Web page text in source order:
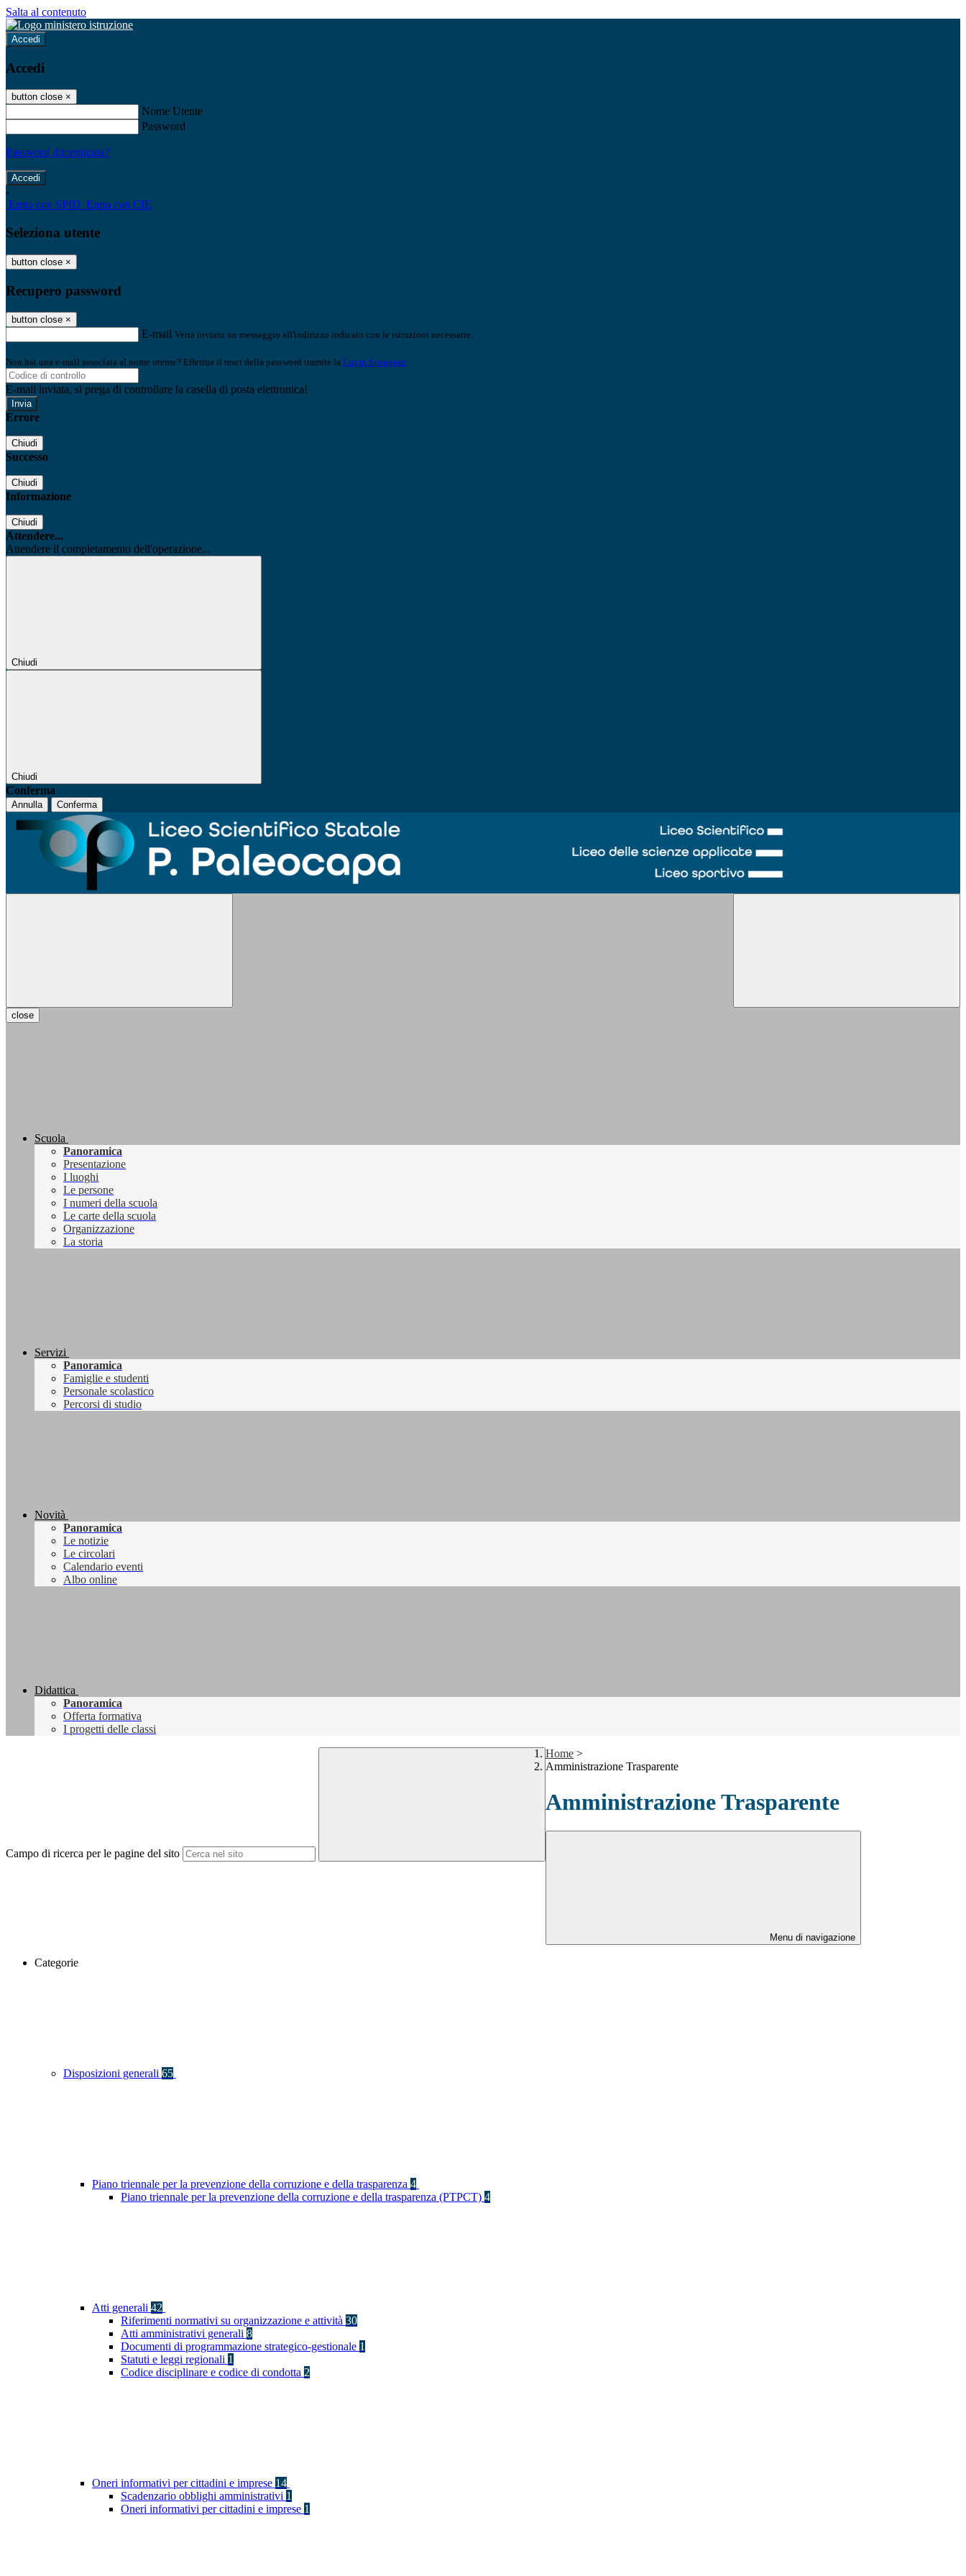
Salta al contenuto
Accedi
Accedi
button close ×
Nome Utente
Password
Password dimenticata?
-
Entra con SPID Entra con CIE
Seleziona utente
button close ×
Recupero password
button close ×
E-mail Verrà inviato un messaggio all'indirizzo indicato con le istruzioni necessarie.
Non hai una e-mail associata al nome utente? Effettua il reset della password tramite la Login Spaggiari
E-mail inviata, si prega di controllare la casella di posta elettronica!
Errore
Chiudi
Successo
Chiudi
Informazione
Chiudi
Attendere...
Attendere il completamento dell'operazione...
Chiudi
Chiudi
Conferma
Annulla Conferma
close
Scuola
Panoramica
Presentazione
I luoghi
Le persone
I numeri della scuola
Le carte della scuola
Organizzazione
La storia
Servizi
Panoramica
Famiglie e studenti
Personale scolastico
Percorsi di studio
Novità
Panoramica
Le notizie
Le circolari
Calendario eventi
Albo online
Didattica
Panoramica
Offerta formativa
I progetti delle classi
Campo di ricerca per le pagine del sito
Home >
Amministrazione Trasparente
Amministrazione Trasparente
Menu di navigazione
Categorie
Disposizioni generali 65
Piano triennale per la prevenzione della corruzione e della trasparenza 4
Piano triennale per la prevenzione della corruzione e della trasparenza (PTPCT) 4
Atti generali 42
Riferimenti normativi su organizzazione e attività 30
Atti amministrativi generali 8
Documenti di programmazione strategico-gestionale 1
Statuti e leggi regionali 1
Codice disciplinare e codice di condotta 2
Oneri informativi per cittadini e imprese 14
Scadenzario obblighi amministrativi 1
Oneri informativi per cittadini e imprese 1